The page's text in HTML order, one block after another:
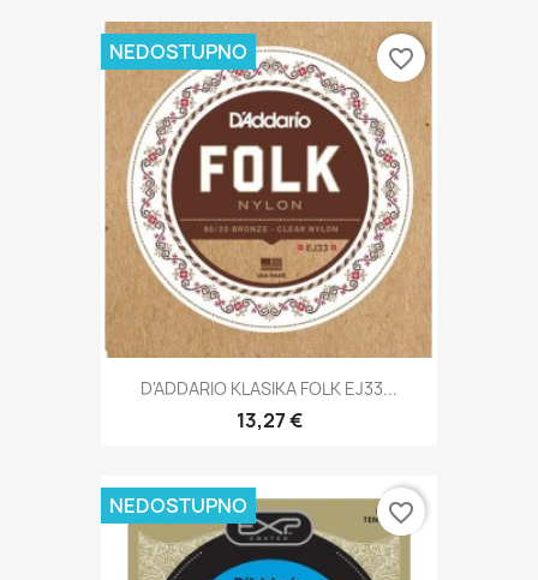
D'ADDARIO KLASIKA FOLK EJ33...
13,27 €
NEDOSTUPNO favorite_border
NEDOSTUPNO favorite_border